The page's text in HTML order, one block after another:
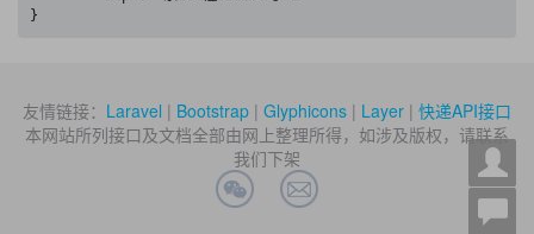
}
友情链接： Laravel | Bootstrap | Glyphicons | Layer | 快递API接口
本网站所列接口及文档全部由网上整理所得，如涉及版权，请联系
我们下架